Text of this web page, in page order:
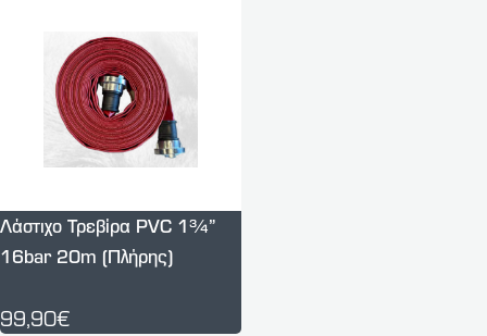
Λάστιχο Τρεβίρα PVC 1¾”
16bar 20m (Πλήρης)
99,90€